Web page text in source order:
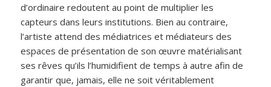
d’ordinaire redoutent au point de multiplier les
capteurs dans leurs institutions. Bien au contraire,
l’artiste attend des médiatrices et médiateurs des
espaces de présentation de son œuvre matérialisant
ses rêves qu’ils l’humidifient de temps à autre afin de
garantir que, jamais, elle ne soit véritablement